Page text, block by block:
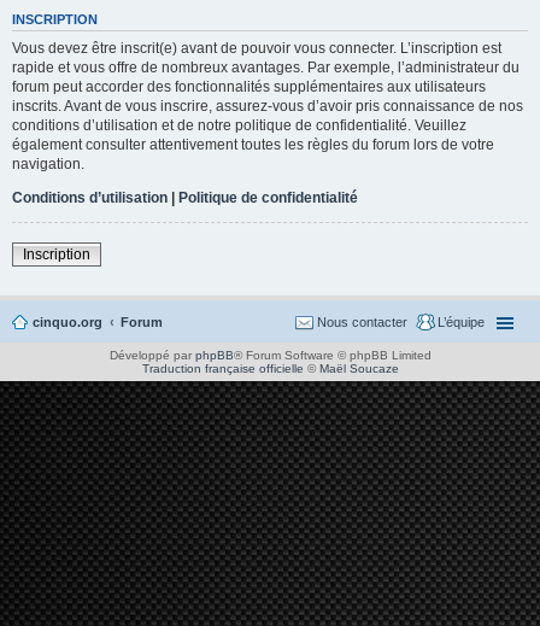
INSCRIPTION
Vous devez être inscrit(e) avant de pouvoir vous connecter. L’inscription est
rapide et vous offre de nombreux avantages. Par exemple, l’administrateur du
forum peut accorder des fonctionnalités supplémentaires aux utilisateurs
inscrits. Avant de vous inscrire, assurez-vous d’avoir pris connaissance de nos
conditions d’utilisation et de notre politique de confidentialité. Veuillez
également consulter attentivement toutes les règles du forum lors de votre
navigation.
Conditions d’utilisation | Politique de confidentialité
Inscription
cinquo.org Forum L’équipe
Nous contacter
Développé par phpBB® Forum Software © phpBB Limited
Traduction française officielle ©Maël Soucaze